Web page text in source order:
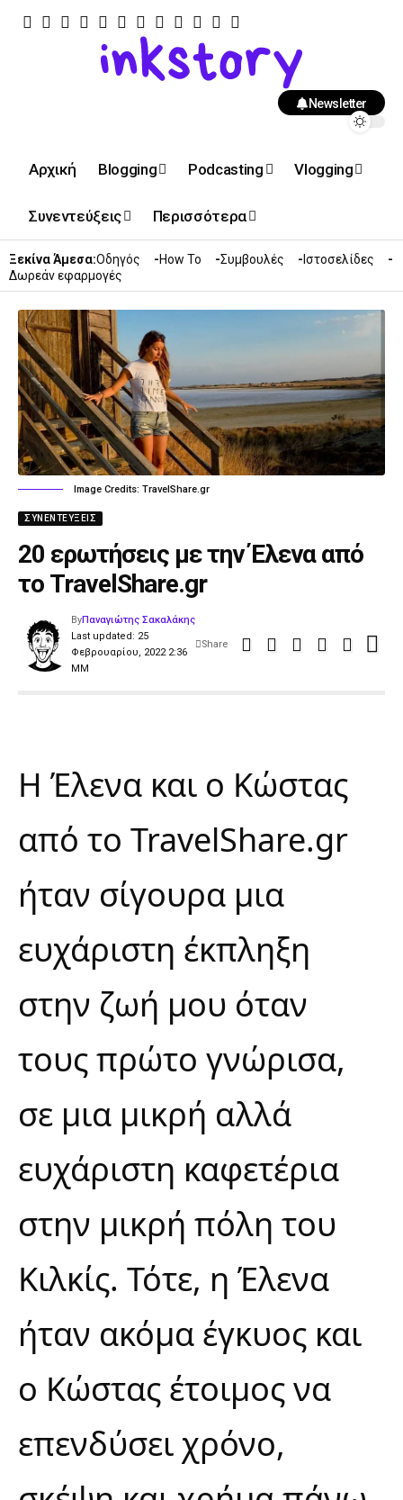
Newsletter
Αρχική Blogging Podcasting Vlogging
Συνεντεύξεις Περισσότερα
Ξεκίνα Άμεσα:Οδηγός How To Συμβουλές
Ιστοσελίδες
Δωρεάν εφαρμογές
Image Credits: TravelShare.gr
ΣΥΝΕΝΤΕΎΞΕΙΣ
20 ερωτήσεις με την Έλενα από
το TravelShare.gr
Last updated: 25
Φεβρουαρίου, 2022 2:36
ΜΜ
ByΠαναγιώτης Σακαλάκης
Share
Η Έλενα και ο Κώστας
από το TravelShare.gr
ήταν σίγουρα μια
ευχάριστη έκπληξη
στην ζωή μου όταν
τους πρώτο γνώρισα,
σε μια μικρή αλλά
ευχάριστη καφετέρια
στην μικρή πόλη του
Κιλκίς. Τότε, η Έλενα
ήταν ακόμα έγκυος και
ο Κώστας έτοιμος να
επενδύσει χρόνο,